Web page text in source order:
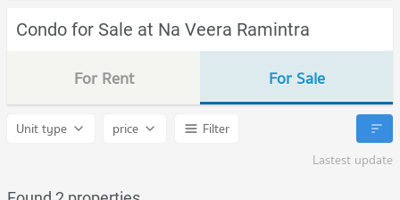
Condo for Sale at Na Veera Ramintra
For Rent For Sale
Unit type price
Filter
Lastest update